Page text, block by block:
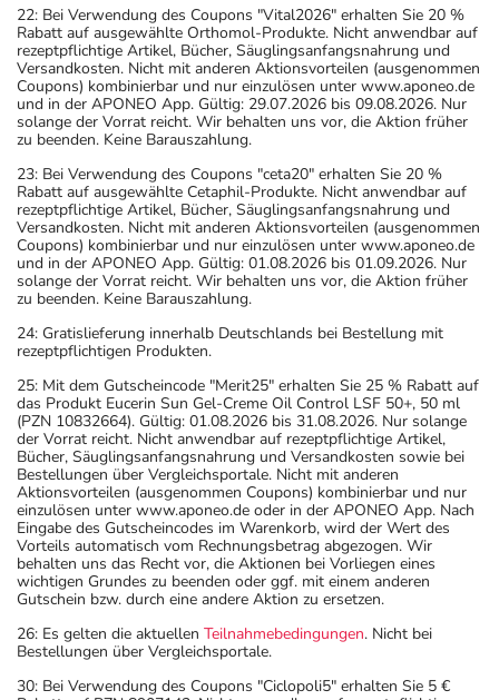
22: Bei Verwendung des Coupons "Vital2026" erhalten Sie 20 %
Rabatt auf ausgewählte Orthomol-Produkte. Nicht anwendbar auf
rezeptpflichtige Artikel, Bücher, Säuglingsanfangsnahrung und
Versandkosten. Nicht mit anderen Aktionsvorteilen (ausgenommen
Coupons) kombinierbar und nur einzulösen unter www.aponeo.de
und in der APONEO App. Gültig: 29.07.2026 bis 09.08.2026. Nur
solange der Vorrat reicht. Wir behalten uns vor, die Aktion früher
zu beenden. Keine Barauszahlung.
23: Bei Verwendung des Coupons "ceta20" erhalten Sie 20 %
Rabatt auf ausgewählte Cetaphil-Produkte. Nicht anwendbar auf
rezeptpflichtige Artikel, Bücher, Säuglingsanfangsnahrung und
Versandkosten. Nicht mit anderen Aktionsvorteilen (ausgenommen
Coupons) kombinierbar und nur einzulösen unter www.aponeo.de
und in der APONEO App. Gültig: 01.08.2026 bis 01.09.2026. Nur
solange der Vorrat reicht. Wir behalten uns vor, die Aktion früher
zu beenden. Keine Barauszahlung.
24: Gratislieferung innerhalb Deutschlands bei Bestellung mit
rezeptpflichtigen Produkten.
25: Mit dem Gutscheincode "Merit25" erhalten Sie 25 % Rabatt auf
das Produkt Eucerin Sun Gel-Creme Oil Control LSF 50+, 50 ml
(PZN 10832664). Gültig: 01.08.2026 bis 31.08.2026. Nur solange
der Vorrat reicht. Nicht anwendbar auf rezeptpflichtige Artikel,
Bücher, Säuglingsanfangsnahrung und Versandkosten sowie bei
Bestellungen über Vergleichsportale. Nicht mit anderen
Aktionsvorteilen (ausgenommen Coupons) kombinierbar und nur
einzulösen unter www.aponeo.de oder in der APONEO App. Nach
Eingabe des Gutscheincodes im Warenkorb, wird der Wert des
Vorteils automatisch vom Rechnungsbetrag abgezogen. Wir
behalten uns das Recht vor, die Aktionen bei Vorliegen eines
wichtigen Grundes zu beenden oder ggf. mit einem anderen
Gutschein bzw. durch eine andere Aktion zu ersetzen.
26: Es gelten die aktuellen Teilnahmebedingungen. Nicht bei
Bestellungen über Vergleichsportale.
30: Bei Verwendung des Coupons "Ciclopoli5" erhalten Sie 5 €